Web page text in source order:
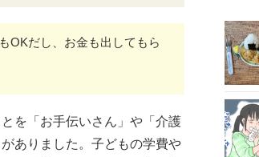
OKだし、お金も出してもら
を「お手伝いさん」や「介護
ありました。子どもの学費や